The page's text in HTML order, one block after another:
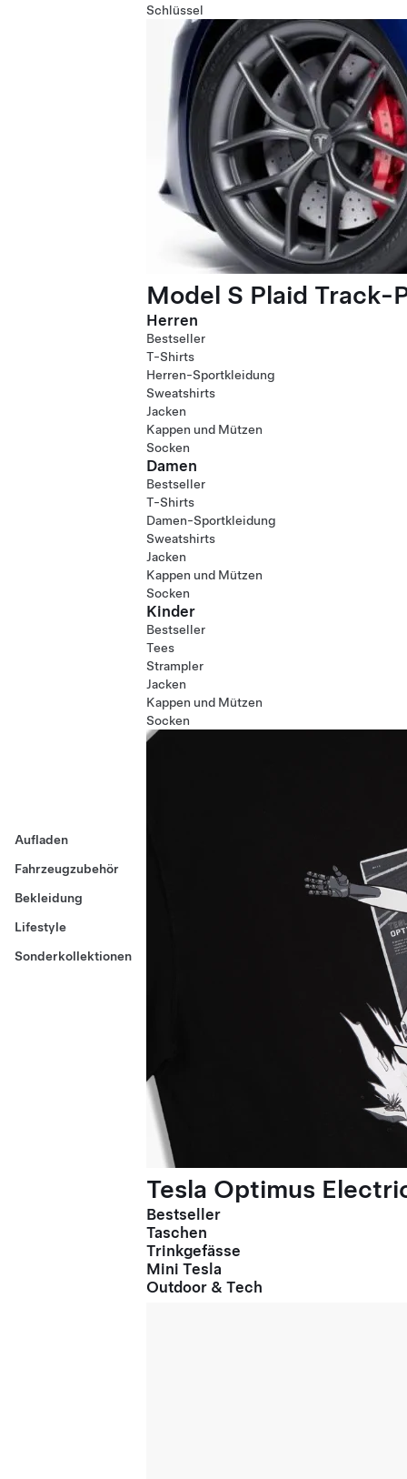
Aufladen
Fahrzeugzubehör
Bekleidung
Lifestyle
Sonderkollektionen
Schlüssel
Model S Plaid Track-
Herren
Bestseller
T-Shirts
Herren-Sportkleidung
Sweatshirts
Jacken
Kappen und Mützen
Socken
Damen
Bestseller
T-Shirts
Damen-Sportkleidung
Sweatshirts
Jacken
Kappen und Mützen
Socken
Kinder
Bestseller
Tees
Strampler
Jacken
Kappen und Mützen
Socken
Tesla Optimus
Bestseller
Taschen
Trinkgefässe
Mini Tesla
Outdoor & Tech